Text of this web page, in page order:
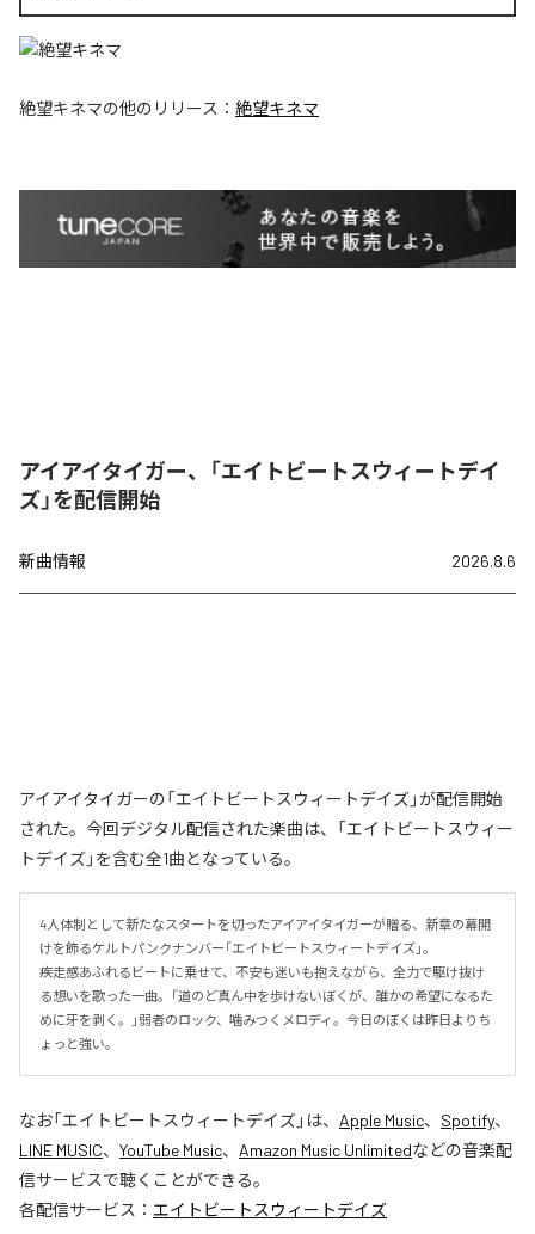
絶望キネマの他のリリース： 絶望キネマ
アイアイタイガー、「エイトビートスウィートデイ
ズ」を配信開始
新曲情報 2026.8.6
アイアイタイガーの「エイトビートスウィートデイズ」が配信開始
された。今回デジタル配信された楽曲は、「エイトビートスウィー
トデイズ」を含む全1曲となっている。
4人体制として新たなスタートを切ったアイアイタイガーが贈る、新章の幕開
けを飾るケルトパンクナンバー「エイトビートスウィートデイズ」。
疾走感あふれるビートに乗せて、不安も迷いも抱えながら、全力で駆け抜け
る想いを歌った一曲。「道のど真ん中を歩けないぼくが、誰かの希望になるた
めに牙を剥く。」弱者のロック、噛みつくメロディ。今日のぼくは昨日よりち
ょっと強い。
なお「エイトビートスウィートデイズ」は、 Apple Music、 Spotify、
LINE MUSIC、 YouTube Music、 Amazon Music Unlimitedなどの音楽配
信サービスで聴くことができる。
各配信サービス： エイトビートスウィートデイズ